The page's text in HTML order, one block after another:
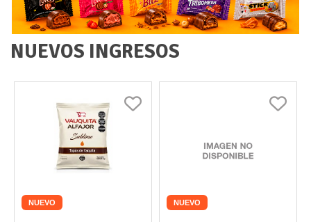
NUEVOS INGRESOS
NUEVO NUEVO